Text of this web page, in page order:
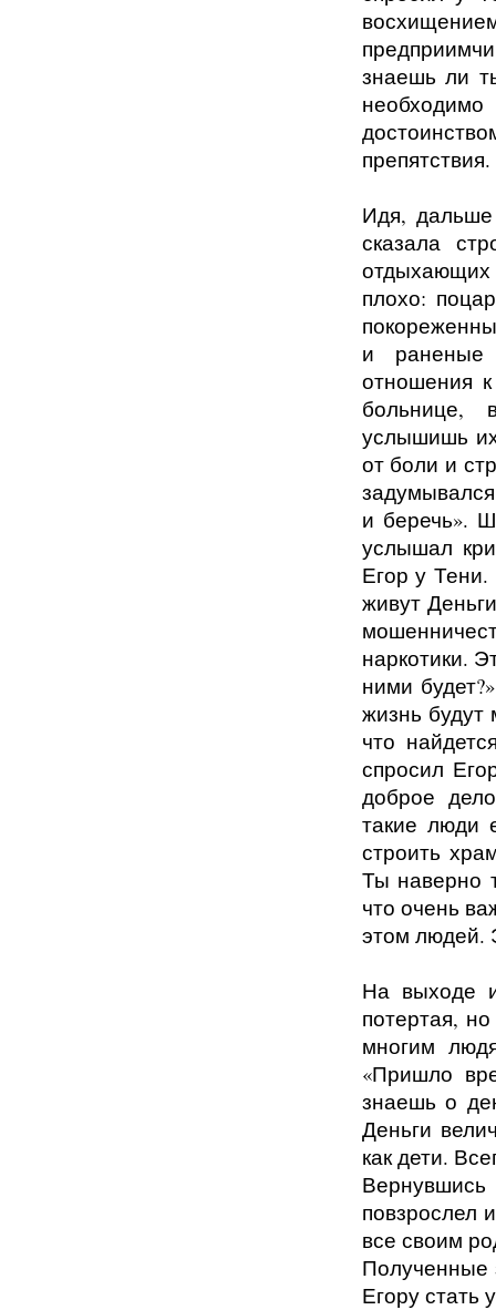
знаешь ли
Идя,
сказала
плохо:
и раненые
отношения
больнице,
услышишь
от боли и
и беречь».
услышал
Егор у
живут
наркотики.
ними
жизнь будут
что
спросил
доброе
такие люди
строить
Ты наверно
что очень
этом людей.
На выходе
потертая,
многим
«Пришло
знаешь о
Деньги
как дети.
повзрослел
все своим
Полученные
Егору стать